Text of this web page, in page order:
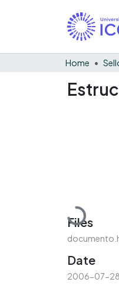
Home
Loading...
Files
Date
2006-07-28